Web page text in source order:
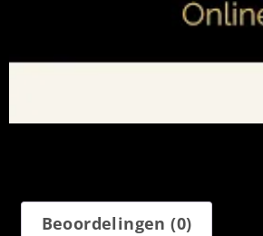
Beoordelingen (0)